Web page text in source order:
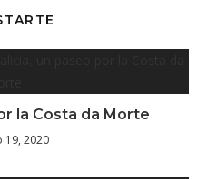
la Costa da Morte
19, 2020